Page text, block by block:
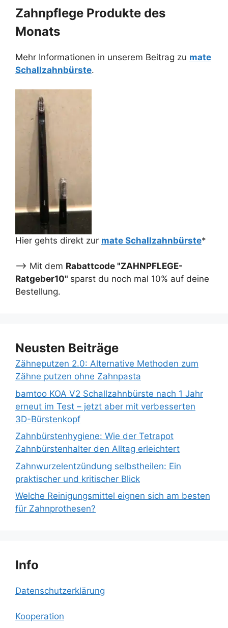
Zahnpflege Produkte des
Monats
Mehr Informationen in unserem Beitrag zu mate
Schallzahnbürste.
Hier gehts direkt zur mate Schallzahnbürste*
--> Mit dem Rabattcode "ZAHNPFLEGE-
Ratgeber10" sparst du noch mal 10% auf deine
Bestellung.
Neusten Beiträge
Zähneputzen 2.0: Alternative Methoden zum
Zähne putzen ohne Zahnpasta
bamtoo KOA V2 Schallzahnbürste nach 1 Jahr
erneut im Test – jetzt aber mit verbesserten
3D-Bürstenkopf
Zahnbürstenhygiene: Wie der Tetrapot
Zahnbürstenhalter den Alltag erleichtert
Zahnwurzelentzündung selbstheilen: Ein
praktischer und kritischer Blick
Welche Reinigungsmittel eignen sich am besten
für Zahnprothesen?
Info
Datenschutzerklärung
Kooperation